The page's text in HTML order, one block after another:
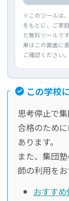
※このツールは
をもとに、ご家
た無料ツールで
果はこの画面に
ご確認ください。
この学校
思考停止で
合格のため
あります。
また、集団
師の利用をお
おすす